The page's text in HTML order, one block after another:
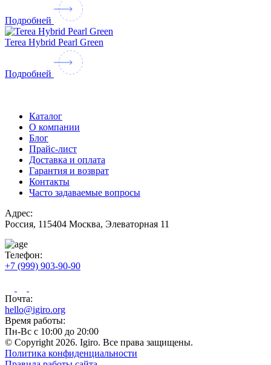
Подробней
Terea Hybrid Pearl Green
Подробней
Каталог
О компании
Блог
Прайс-лист
Доставка и оплата
Гарантия и возврат
Контакты
Часто задаваемые вопросы
Адрес:
Россия, 115404 Москва, Элеваторная 11
Телефон:
+7 (999) 903-90-90
Почта:
hello@igiro.org
Время работы:
Пн-Вс с 10:00 до 20:00
© Copyright 2026. Igiro. Все права защищены.
Политика конфиденциальности